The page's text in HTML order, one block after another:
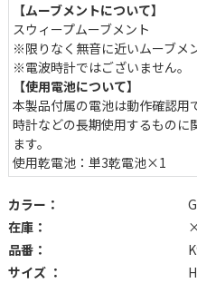
【ムーブメントについて】
スウィープムーブメント
※限りなく無音に近いムーブメ
※電波時計ではございません。
【使用電池について】
本製品付属の電池は動作確認用
時計などの長期使用するものに
ます。
使用乾電池：単3乾電池×1
カラー：
在庫：
品番：
サイズ ：